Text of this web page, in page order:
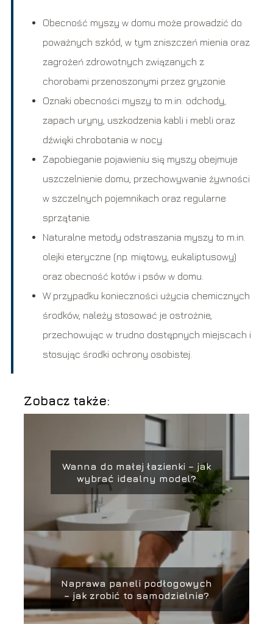
Obecność myszy w domu może prowadzić do
poważnych szkód, w tym zniszczeń mienia oraz
zagrożeń zdrowotnych związanych z
chorobami przenoszonymi przez gryzonie.
Oznaki obecności myszy to m.in. odchody,
zapach uryny, uszkodzenia kabli i mebli oraz
dźwięki chrobotania w nocy.
Zapobieganie pojawieniu się myszy obejmuje
uszczelnienie domu, przechowywanie żywności
w szczelnych pojemnikach oraz regularne
sprzątanie.
Naturalne metody odstraszania myszy to m.in.
olejki eteryczne (np. miętowy, eukaliptusowy)
oraz obecność kotów i psów w domu.
W przypadku konieczności użycia chemicznych
środków, należy stosować je ostrożnie,
przechowując w trudno dostępnych miejscach i
stosując środki ochrony osobistej.
Zobacz także:
Wanna do małej łazienki – jak
wybrać idealny model?
Naprawa paneli podłogowych
– jak zrobić to samodzielnie?